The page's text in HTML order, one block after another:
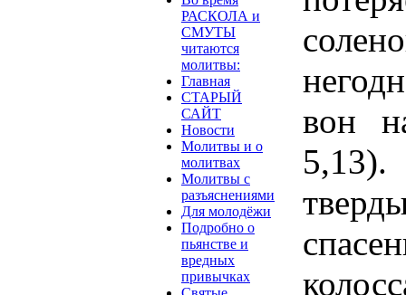
РАСКОЛА и
СМУТЫ
читаются
молитвы:
Главная
СТАРЫЙ
САЙТ
Новости
Молитвы и о
молитвах
Молитвы с
разъяснениями
Для молодёжи
Подробно о
пьянстве и
вредных
привычках
вон
5,13).